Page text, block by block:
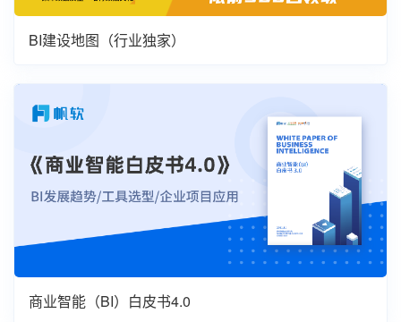
BI建设地图（行业独家）
商业智能（BI）白皮书4.0